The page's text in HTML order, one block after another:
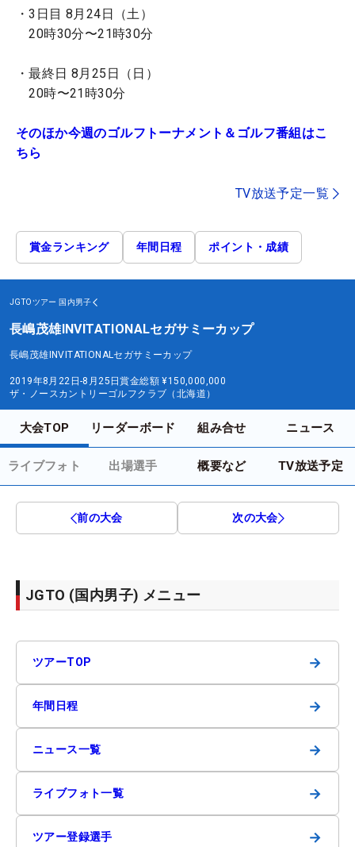
・3日目 8月24日（土）
20時30分〜21時30分
・最終日 8月25日（日）
20時〜21時30分
そのほか今週のゴルフトーナメント＆ゴルフ番組はこ
ちら
TV放送予定一覧
賞金ランキング 年間日程 ポイント・成績
JGTOツアー 国内男子
長嶋茂雄INVITATIONALセガサミーカップ
長嶋茂雄INVITATIONALセガサミーカップ
2019年8月22日-8月25日賞金総額 ¥150,000,000
ザ・ノースカントリーゴルフクラブ（北海道）
大会TOP リーダーボード 組み合せ ニュース
ライブフォト 出場選手 概要など TV放送予定
前の大会 次の大会
JGTO (国内男子) メニュー
ツアーTOP →
年間日程 →
ニュース一覧 →
ライブフォト一覧 →
ツアー登録選手 →